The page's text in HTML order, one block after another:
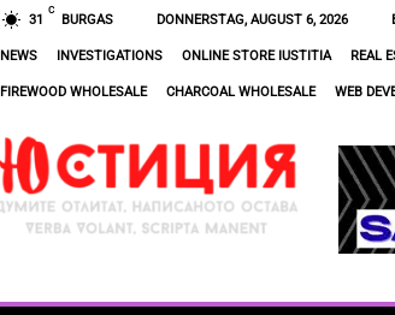
31
C
BURGAS DONNERSTAG, AUGUST 6, 2026
NEWS INVESTIGATIONS ONLINE STORE IUSTITIA REAL
FIREWOOD WHOLESALE CHARCOAL WHOLESALE WEB